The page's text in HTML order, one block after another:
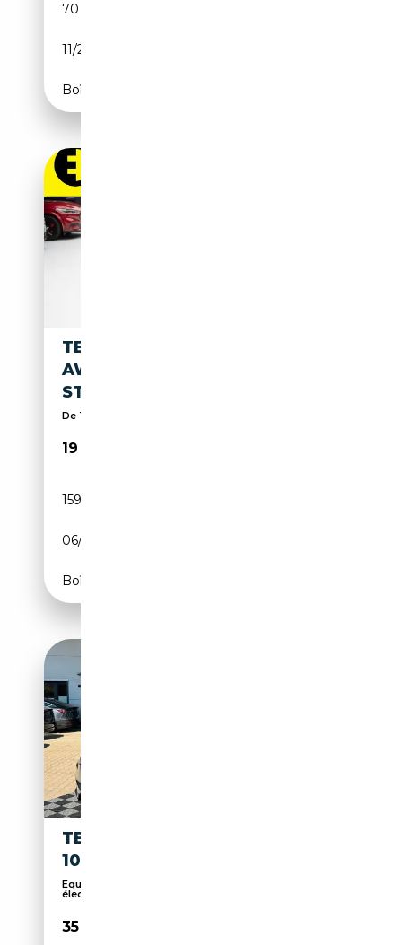
70 741 km
11/2019
Boîte automatique
TESLA MODEL 3 LONG RANGE
AWD 75 KWH | LEDER |
STOELVERWARMING |
De Tesla specialist van Nederland | (9,7/10) Score
19 950€
159 057 km
06/2019
Boîte automatique
TESLA MODEL X MODEL X
100D | FSD | 7 SEAT | TOW
Equipement handicapé, Anti-démarrage, Réglage
élec...
35 750€